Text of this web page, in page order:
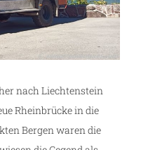
nach Liechtenstein
Rheinbrücke in die
Bergen waren die